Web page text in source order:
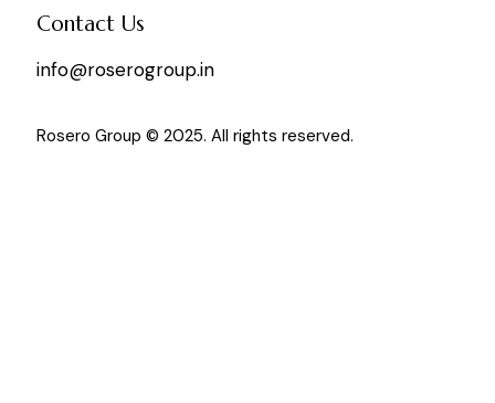
Contact Us
info@roserogroup.in
Rosero Group © 2025. All rights reserved.